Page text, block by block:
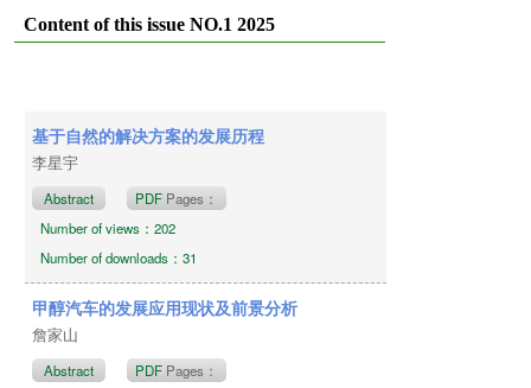
Content of this issue NO.1 2025
基于自然的解决方案的发展历程
李星宇
Abstract PDF Pages：
Number of views：202
Number of downloads：31
甲醇汽车的发展应用现状及前景分析
詹家山
Abstract PDF Pages：